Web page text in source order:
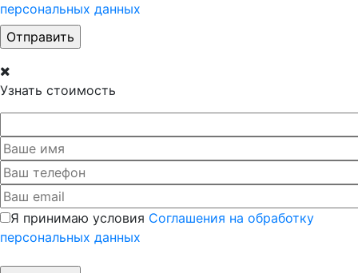
персональных данных
Узнать стоимость
Я принимаю условия Соглашения на обработку
персональных данных